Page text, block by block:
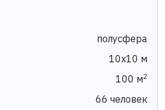
полусфера
10х10 м
100 м2
66 человек